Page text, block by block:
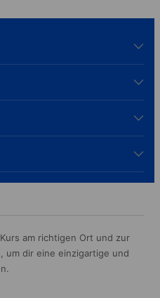
am richtigen Ort und zur
um dir eine einzigartige und